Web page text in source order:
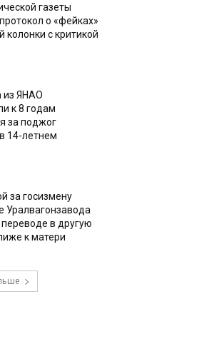
газеты
о «фейках»
колонки с критикой
из ЯНАО
к 8 годам
за поджог
14-летнем
за госизмену
Уралвагонзавода
переводе в другую
к матери